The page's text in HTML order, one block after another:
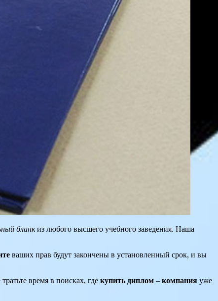
бланкиз любого высшего учебного заведения. Наша
ваших прав будут закончены в установленный срок, и вы
время в поисках, где купить диплом – компания уже